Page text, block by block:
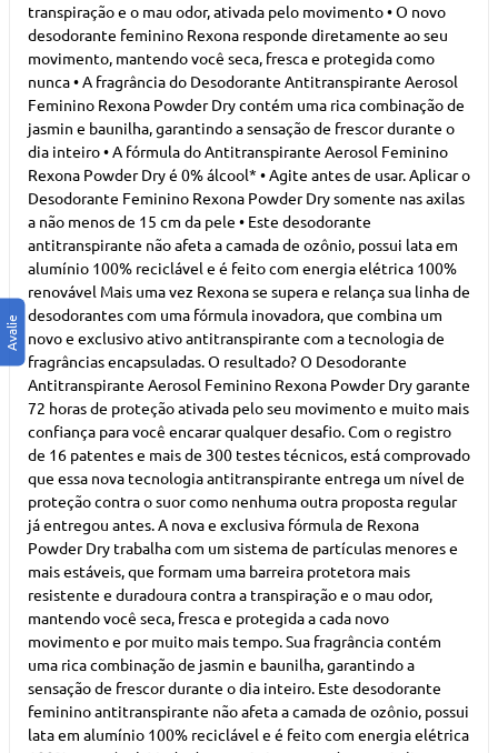
transpiração e o mau odor, ativada pelo movimento • O novo
desodorante feminino Rexona responde diretamente ao seu
movimento, mantendo você seca, fresca e protegida como
nunca • A fragrância do Desodorante Antitranspirante Aerosol
Feminino Rexona Powder Dry contém uma rica combinação de
jasmin e baunilha, garantindo a sensação de frescor durante o
dia inteiro • A fórmula do Antitranspirante Aerosol Feminino
Rexona Powder Dry é 0% álcool* • Agite antes de usar. Aplicar o
Desodorante Feminino Rexona Powder Dry somente nas axilas
a não menos de 15 cm da pele • Este desodorante
antitranspirante não afeta a camada de ozônio, possui lata em
alumínio 100% reciclável e é feito com energia elétrica 100%
renovável Mais uma vez Rexona se supera e relança sua linha de
desodorantes com uma fórmula inovadora, que combina um
novo e exclusivo ativo antitranspirante com a tecnologia de
fragrâncias encapsuladas. O resultado? O Desodorante
Antitranspirante Aerosol Feminino Rexona Powder Dry garante
72 horas de proteção ativada pelo seu movimento e muito mais
confiança para você encarar qualquer desafio. Com o registro
de 16 patentes e mais de 300 testes técnicos, está comprovado
que essa nova tecnologia antitranspirante entrega um nível de
proteção contra o suor como nenhuma outra proposta regular
já entregou antes. A nova e exclusiva fórmula de Rexona
Powder Dry trabalha com um sistema de partículas menores e
mais estáveis, que formam uma barreira protetora mais
resistente e duradoura contra a transpiração e o mau odor,
mantendo você seca, fresca e protegida a cada novo
movimento e por muito mais tempo. Sua fragrância contém
uma rica combinação de jasmin e baunilha, garantindo a
sensação de frescor durante o dia inteiro. Este desodorante
feminino antitranspirante não afeta a camada de ozônio, possui
lata em alumínio 100% reciclável e é feito com energia elétrica